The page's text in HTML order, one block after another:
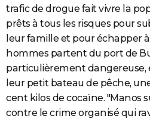
CARTE DE VOEUX
Carte de Noël
Carte Bonne année
Carte Saint-Valentin
Carte Pâques
Carte d'anniversaire
Dictionnaire
Biographies
Citations
Expressions
Proverbes
PROGRAMME TV
COPAINS D'AVANT
S'inscrire
Se connecter
Lycées
Collèges
Primaires
Universités
Entreprises
Service militaire
Avis de recherche
AVIS DE DÉCÈS
trafic de drogue fait vivre la
prêts à tous les risques pour
leur famille et pour échapper
hommes partent du port de
particulièrement
leur petit bateau de pêche,
cent kilos de cocaïne. "Manos
contre le crime organisé qui